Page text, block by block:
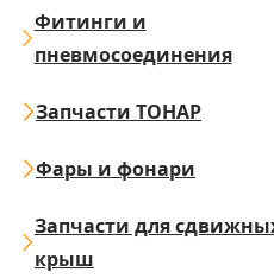
Фитинги и
пневмосоединения
Запчасти ТОНАР
Фары и фонари
Запчасти для
крыш